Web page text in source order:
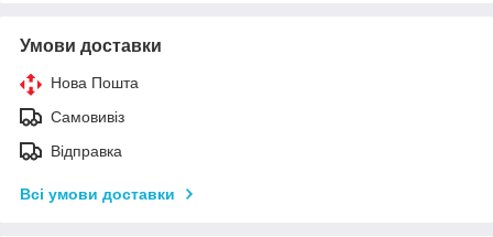
Умови доставки
Нова Пошта
Самовивіз
Відправка
Всі умови доставки